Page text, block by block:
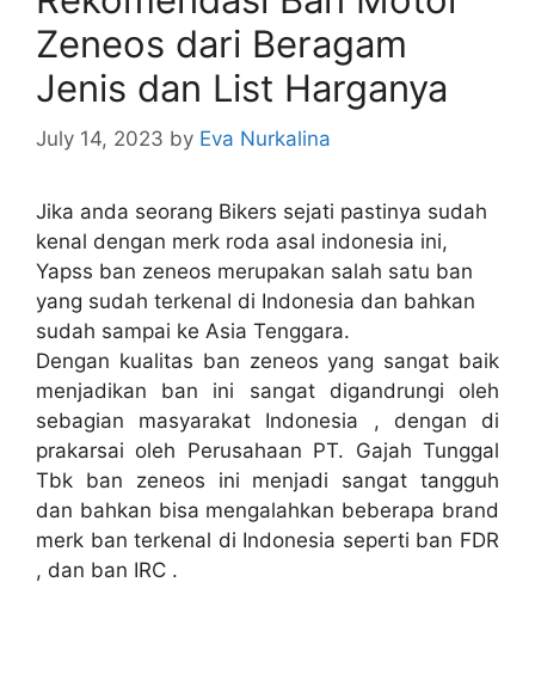
Zeneos dari Beragam
Jenis dan List Harganya
July 14, 2023 by Eva Nurkalina
Jika anda seorang Bikers sejati pastinya sudah
kenal dengan merk roda asal indonesia ini,
Yapss ban zeneos merupakan salah satu ban
yang sudah terkenal di Indonesia dan bahkan
sudah sampai ke Asia Tenggara.
Dengan kualitas ban zeneos yang sangat baik
menjadikan ban ini sangat digandrungi oleh
sebagian masyarakat Indonesia , dengan di
prakarsai oleh Perusahaan PT. Gajah Tunggal
Tbk ban zeneos ini menjadi sangat tangguh
dan bahkan bisa mengalahkan beberapa brand
merk ban terkenal di Indonesia seperti ban FDR
, dan ban IRC .